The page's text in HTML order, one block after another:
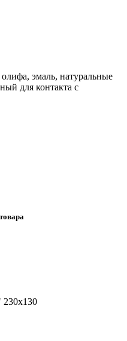
эмаль, натуральные
для контакта с